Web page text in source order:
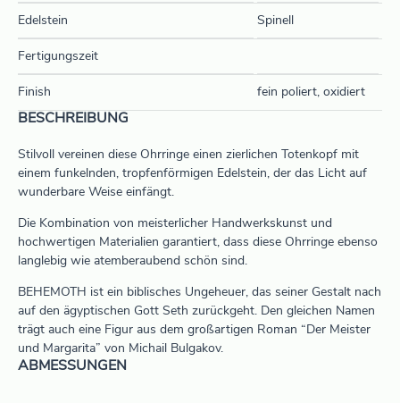
Edelstein Spinell
Fertigungszeit
Finish fein poliert, oxidiert
BESCHREIBUNG
Stilvoll vereinen diese Ohrringe einen zierlichen Totenkopf mit
einem funkelnden, tropfenförmigen Edelstein, der das Licht auf
wunderbare Weise einfängt.
Die Kombination von meisterlicher Handwerkskunst und
hochwertigen Materialien garantiert, dass diese Ohrringe ebenso
langlebig wie atemberaubend schön sind.
BEHEMOTH ist ein biblisches Ungeheuer, das seiner Gestalt nach
auf den ägyptischen Gott Seth zurückgeht. Den gleichen Namen
trägt auch eine Figur aus dem großartigen Roman “Der Meister
und Margarita” von Michail Bulgakov.
ABMESSUNGEN